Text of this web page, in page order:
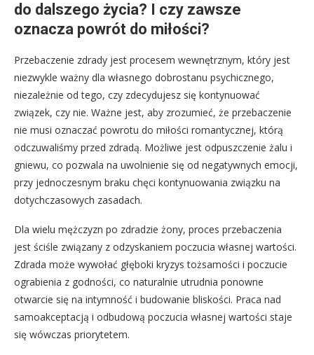
do dalszego życia? I czy zawsze
oznacza powrót do miłości?
Przebaczenie zdrady jest procesem wewnętrznym, który jest
niezwykle ważny dla własnego dobrostanu psychicznego,
niezależnie od tego, czy zdecydujesz się kontynuować
związek, czy nie. Ważne jest, aby zrozumieć, że przebaczenie
nie musi oznaczać powrotu do miłości romantycznej, którą
odczuwaliśmy przed zdradą. Możliwe jest odpuszczenie żalu i
gniewu, co pozwala na uwolnienie się od negatywnych emocji,
przy jednoczesnym braku chęci kontynuowania związku na
dotychczasowych zasadach.
Dla wielu mężczyzn po zdradzie żony, proces przebaczenia
jest ściśle związany z odzyskaniem poczucia własnej wartości.
Zdrada może wywołać głęboki kryzys tożsamości i poczucie
ograbienia z godności, co naturalnie utrudnia ponowne
otwarcie się na intymność i budowanie bliskości. Praca nad
samoakceptacją i odbudową poczucia własnej wartości staje
się wówczas priorytetem.